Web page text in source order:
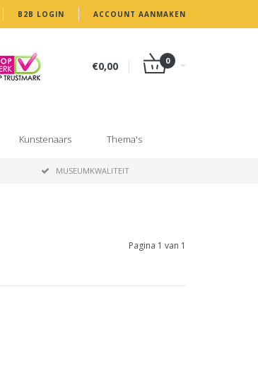
B2B LOGIN ACCOUNT AANMAKEN
€0,00 0
Kunstenaars Thema's
MUSEUMKWALITEIT
Pagina 1 van 1